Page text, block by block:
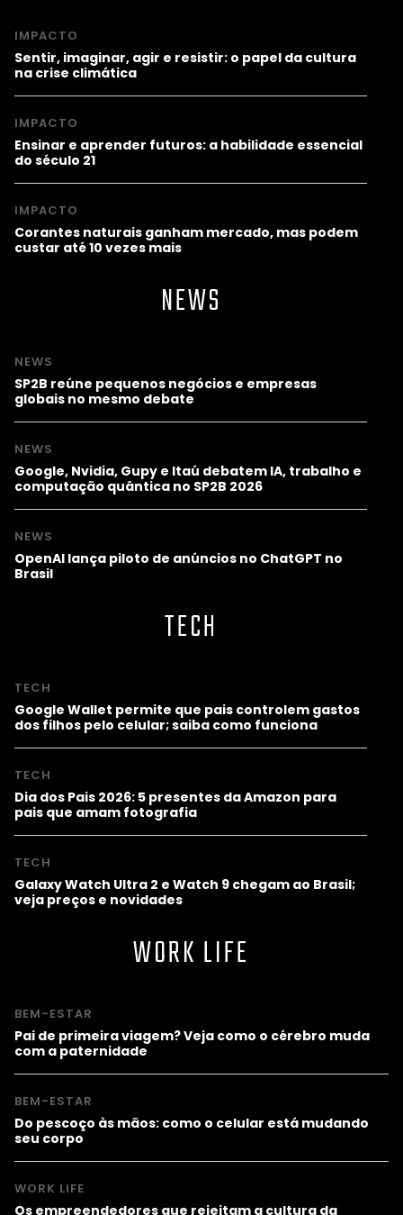
IMPACTO
Sentir, imaginar, agir e resistir: o papel da cultura
na crise climática
IMPACTO
Ensinar e aprender futuros: a habilidade essencial
do século 21
IMPACTO
Corantes naturais ganham mercado, mas podem
custar até 10 vezes mais
NEWS
NEWS
SP2B reúne pequenos negócios e empresas
globais no mesmo debate
NEWS
Google, Nvidia, Gupy e Itaú debatem IA, trabalho e
computação quântica no SP2B 2026
NEWS
OpenAI lança piloto de anúncios no ChatGPT no
Brasil
TECH
TECH
Google Wallet permite que pais controlem gastos
dos filhos pelo celular; saiba como funciona
TECH
Dia dos Pais 2026: 5 presentes da Amazon para
pais que amam fotografia
TECH
Galaxy Watch Ultra 2 e Watch 9 chegam ao Brasil;
veja preços e novidades
WORK LIFE
BEM-ESTAR
Pai de primeira viagem? Veja como o cérebro muda
com a paternidade
BEM-ESTAR
Do pescoço às mãos: como o celular está mudando
seu corpo
WORK LIFE
Os empreendedores que rejeitam a cultura da